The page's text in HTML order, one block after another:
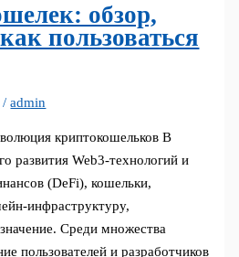
обзор,
пользоваться
/admin
криптокошельков В
развития Web3-технологий и
(DeFi), кошельки,
инфраструктуру,
Среди множества
пользователей и разработчиков